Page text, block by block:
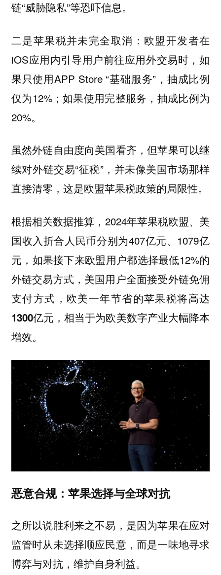
链“威胁隐私”等恐吓信息。
二是苹果税并未完全取消： 欧盟开发者在
iOS应用内引导用户前往应用外交易时，如
果只使用APP Store “基础服务”，抽成比例
仅为12%；如果使用完整服务，抽成比例为
20%。
虽然外链自由度向美国看齐，但苹果可以继
续对外链交易“征税”，并未像美国市场那样
直接清零，这是欧盟苹果税政策的局限性。
根据相关数据推算，2024年苹果税欧盟、美
国收入折合人民币分别为407亿元、1079亿
元，如果接下来欧盟用户都选择最低12%的
外链交易方式，美国用户全面接受外链免佣
支付方式， 欧美一年节省的苹果税将高达
1300亿元，相当于为欧美数字产业大幅降本
增效。
恶意合规：苹果选择与全球对抗
之所以说胜利来之不易，是因为苹果在应对
监管时从未选择顺应民意，而是一味地寻求
博弈与对抗，维护自身利益。